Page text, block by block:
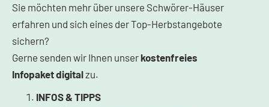
Sie möchten mehr über unsere Schwörer-Häuser
erfahren und sich eines der Top-Herbstangebote
sichern?
Gerne senden wir Ihnen unser kostenfreies
Infopaketdigitalzu.
INFOS & TIPPS